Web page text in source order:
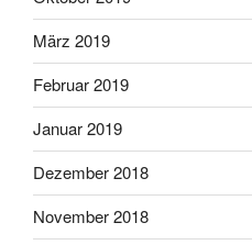
März 2019
Februar 2019
Januar 2019
Dezember 2018
November 2018